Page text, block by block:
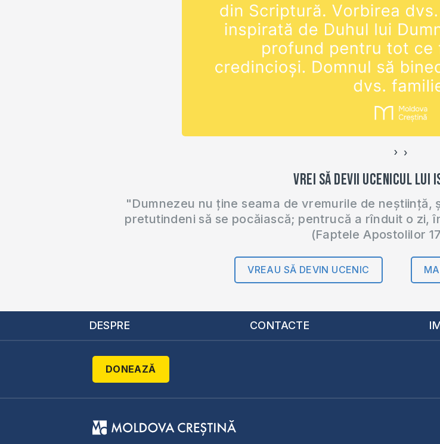
‹ ›
Vrei să devii ucenicul lui
"Dumnezeu nu ține seama de vremurile de
pretutindeni să se pocăiască; pentrucă a rînduit o zi,
(Faptele Apostolilor
VREAU SĂ DEVIN UCENIC
DESPRE CONTACTE
DONEAZĂ